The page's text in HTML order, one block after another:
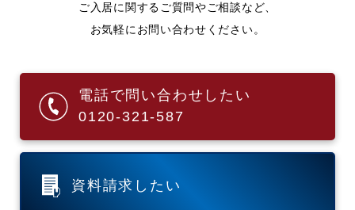
ご入居に関するご質問やご相談など、
お気軽にお問い合わせください。
電話で問い合わせしたい
0120-321-587
資料請求したい